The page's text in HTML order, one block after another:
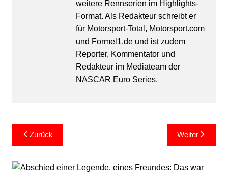
weitere Rennserien im Highlights-
Format. Als Redakteur schreibt er
für Motorsport-Total, Motorsport.com
und Formel1.de und ist zudem
Reporter, Kommentator und
Redakteur im Mediateam der
NASCAR Euro Series.
Beitragsnavigation
Zurück Weiter